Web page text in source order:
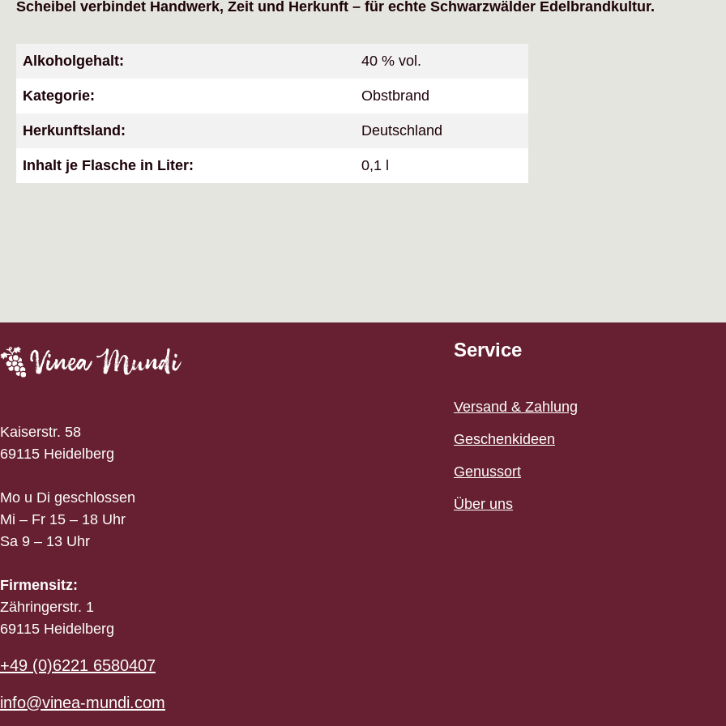
Scheibel verbindet Handwerk, Zeit und Herkunft – für echte Schwarzwälder Edelbrandkultur.
Alkoholgehalt: 40 % vol.
Kategorie: Obstbrand
Herkunftsland: Deutschland
Inhalt je Flasche in Liter: 0,1 l
Kaiserstr. 58
69115 Heidelberg
Mo u Di geschlossen
Mi – Fr 15 – 18 Uhr
Sa 9 – 13 Uhr
Firmensitz:
Zähringerstr. 1
69115 Heidelberg
+49 (0)6221 6580407
info@vinea-mundi.com
Service
Versand & Zahlung
Geschenkideen
Genussort
Über uns